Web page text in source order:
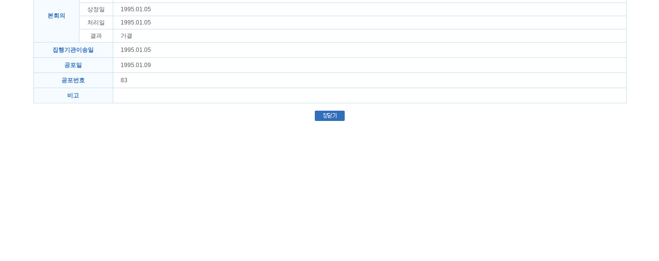
본회의
상정일
1995.01.05
처리일
1995.01.05
결과
가결
집행기관이송일 1995.01.05
공포일 1995.01.09
공포번호 83
비고